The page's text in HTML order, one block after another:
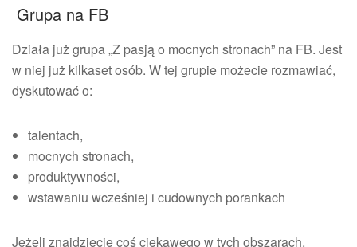
Grupa na FB
Działa już grupa „Z pasją o mocnych stronach” na FB. Jest
w niej już kilkaset osób. W tej grupie możecie rozmawiać,
dyskutować o:
talentach,
mocnych stronach,
produktywności,
wstawaniu wcześniej i cudownych porankach
Jeżeli znajdziecie coś ciekawego w tych obszarach,